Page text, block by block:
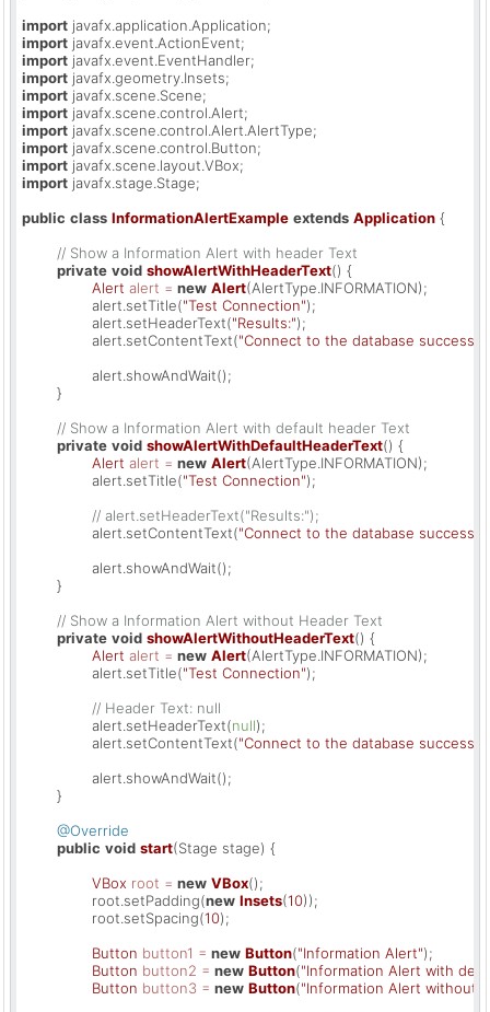
import
import
import
import
import
import
import
import
import
import javafx.stage.Stage;
public class InformationAlertExample extends Application {
// Show a Information Alert with header Text
private void showAlertWithHeaderText() {
Alert alert = new Alert(AlertType.INFORMATION);
		alert.setTitle(
"Test Connection");
		alert.setHeaderText(
"Results:");
		alert.setContentText(
"Connect to the database
// Show a Information Alert with default header Text
private void showAlertWithDefaultHeaderText() {
Alert alert = new Alert(AlertType.INFORMATION);
		alert.setTitle(
"Test Connection");
// alert.setHeaderText("Results:");
		alert.setContentText(
"Connect to the database
// Show a Information Alert without Header Text
private void showAlertWithoutHeaderText() {
Alert alert = new Alert(AlertType.INFORMATION);
		alert.setTitle(
"Test Connection");
// Header Text: null
		alert.setHeaderText(
null);
		alert.setContentText(
"Connect to the database
@Override
public void start(Stage stage) {
VBox root = new VBox();
		root.setPadding(
new Insets(10));
		root.setSpacing(
10);
Button button1 = new Button("Information Alert");
Button button2 = new Button("Information Alert with
Button button3 = new Button("Information Alert without